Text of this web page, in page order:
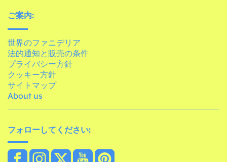
ご案内:
世界のファニデリア
法的通知と販売の条件
プライバシー方針
クッキー方針
サイトマップ
About us
フォローしてください: